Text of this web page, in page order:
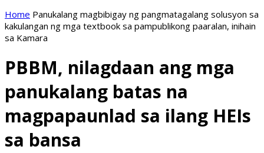
Home Panukalang magbibigay ng pangmatagalang solusyon sa
kakulangan ng mga textbook sa pampublikong paaralan, inihain
sa Kamara
PBBM, nilagdaan ang mga
panukalang batas na
magpapaunlad sa ilang HEIs
sa bansa